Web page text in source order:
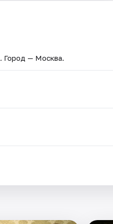
. Город — Москва.